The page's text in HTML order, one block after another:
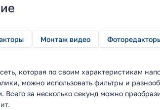
Монтаж видео
которая по своим характеристикам
можно использовать фильтры и
Всего за несколько секунд можно